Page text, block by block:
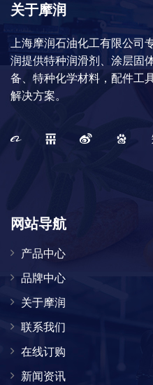
关于摩润
上海摩润石油化工有限公司
润提供特种润滑剂、涂层固
备、特种化学材料，配件工
解决方案。
网站导航
产品中心
品牌中心
关于摩润
联系我们
在线订购
新闻资讯